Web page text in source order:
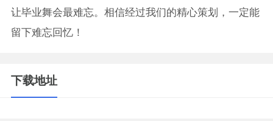
让毕业舞会最难忘。相信经过我们的精心策划，一定能
留下难忘回忆！
下载地址